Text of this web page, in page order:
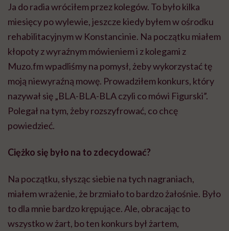
Ciężko się było na to zdecydować?
Na początku, słysząc siebie na tych nagraniach,
miałem wrażenie, że brzmiało to bardzo żałośnie. Było
to dla mnie bardzo krępujące. Ale, obracając to
wszystko w żart, bo ten konkurs był żartem,
pomagałem sobie z tym wszystkim poradzić. I ta
autoironia była w pewnym sensie moim wyjściem z
Korwin-Piotrowską, której też sporo zawdzięczam.
Mówiła do mnie: „Przestań się mazać i weź się w garść.
Nie licz na specjalne traktowanie. Bierz się do roboty”.
Jestem jej za to ogromnie wdzięczny, bo to dawało mi